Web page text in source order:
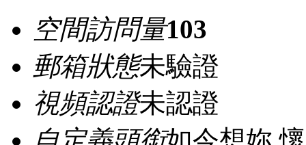
空間訪問量103
郵箱狀態未驗證
視頻認證未認證